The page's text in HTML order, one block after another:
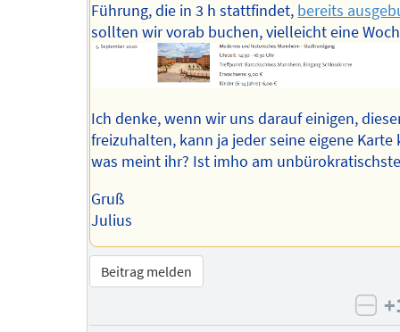
Führung, die in 3 h stattfindet, bereits
sollten wir vorab buchen, vielleicht eine
Ich denke, wenn wir uns darauf einigen,
freizuhalten, kann ja jeder seine eigene Karte
was meint ihr? Ist imho am
Gruß
Julius
Beitrag melden